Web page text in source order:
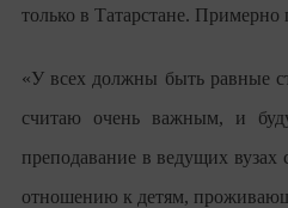
только в Татарстане.
«У всех должны быть равные
считаю очень важным, и
преподавание в ведущих вузах
отношению к детям,